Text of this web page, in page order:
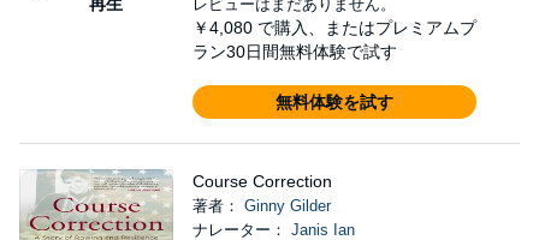
レビューはまだありません。
￥4,080 で購入、またはプレミアムプ
ラン30日間無料体験で試す
無料体験を試す
Course Correction
著者： Ginny Gilder
ナレーター： Janis Ian